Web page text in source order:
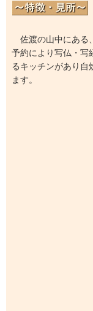
佐渡の山中にある
予約により写仏・写
るキッチンがあり自
ます。